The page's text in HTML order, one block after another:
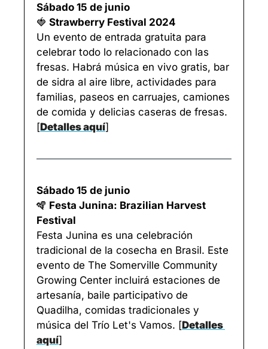
Sábado 15 de junio
🍓 Strawberry Festival 2024
Un evento de entrada gratuita para
celebrar todo lo relacionado con las
fresas. Habrá música en vivo gratis, bar
de sidra al aire libre, actividades para
familias, paseos en carruajes, camiones
[Detalles aquí]
Sábado 15 de junio
🪇 Festa Junina: Brazilian Harvest
Festival
Festa Junina es una celebración
tradicional de la cosecha en Brasil. Este
evento de The Somerville Community
Growing Center incluirá estaciones de
artesanía, baile participativo de
Quadilha, comidas tradicionales y
música del Trío Let's Vamos. [Detalles
aquí]